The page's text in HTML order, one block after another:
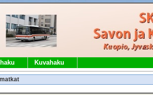
Kuvahaku